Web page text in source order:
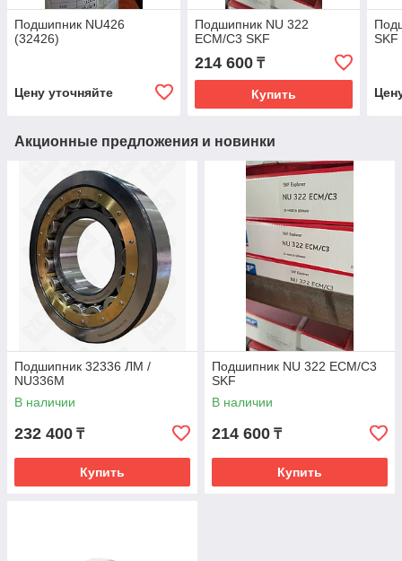
Подшипник NU426
(32426)
Цену уточняйте
Подшипник NU 322
ECM/C3 SKF
214 600₸
Купить
SKF
Акционные предложения и новинки
Подшипник 32336 ЛМ /
NU336M
В наличии
232 400 ₸
Купить
Подшипник NU 322 ECM/C3
SKF
В наличии
214 600 ₸
Купить